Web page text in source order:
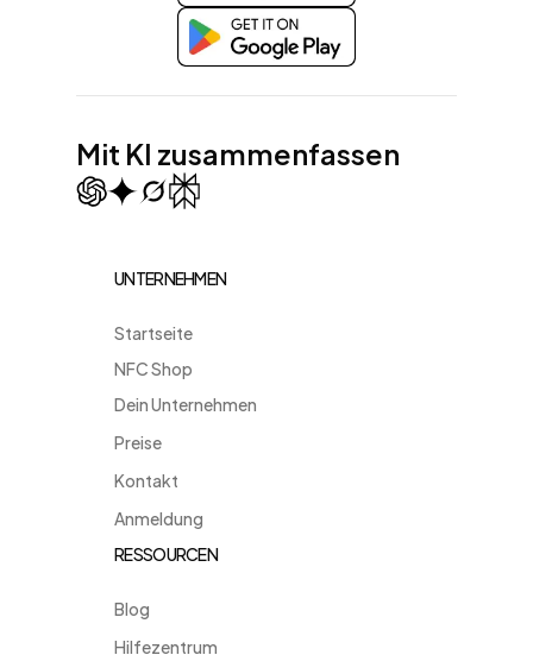
Mit KI zusammenfassen
UNTERNEHMEN
Startseite
NFC Shop
Dein Unternehmen
Preise
Kontakt
Anmeldung
RESSOURCEN
Blog
Hilfezentrum